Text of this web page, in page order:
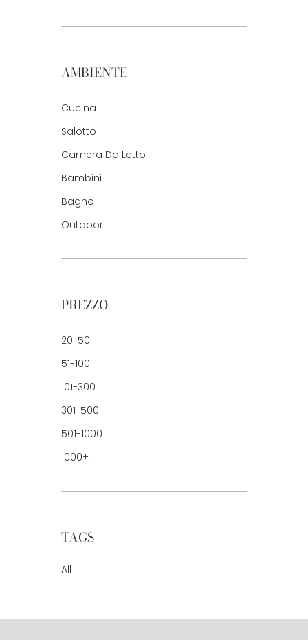
AMBIENTE
Cucina
Salotto
Camera Da Letto
Bambini
Bagno
Outdoor
PREZZO
20-50
51-100
101-300
301-500
501-1000
1000+
TAGS
All